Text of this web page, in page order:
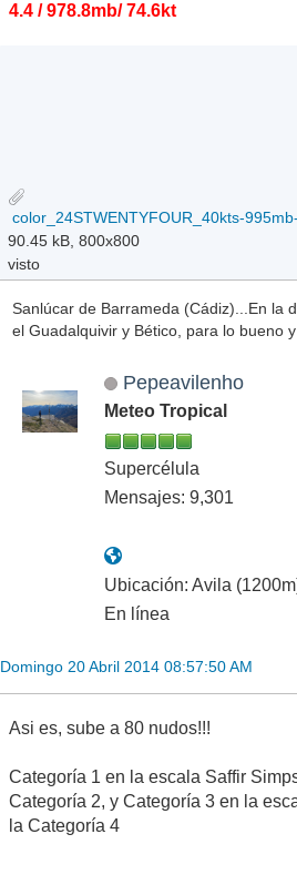
4.4 / 978.8mb/ 74.6kt
90.45 kB, 800x800
visto
Sanlúcar de Barrameda (Cádiz)...En la
el Guadalquivir y Bético, para lo bueno
Pepeavilenho
Meteo Tropical
Supercélula
Mensajes: 9,301
Ubicación: Avila
En línea
Domingo 20 Abril 2014 08:57:50 AM
Asi es, sube a 80 nudos!!!
Categoría 1 en la escala Saffir
Categoría 2, y Categoría 3 en la
la Categoría 4